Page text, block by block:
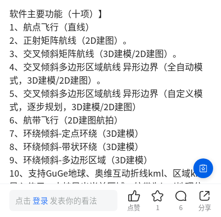
软件主要功能（十项）】
1、航点飞行（直线）
2、正射矩阵航线（2D建图）。
3、交叉倾斜矩阵航线（3D建模/2D建图）。
4、交叉倾斜多边形区域航线 异形边界（全自动模
式，3D建模/2D建图）。
5、交叉倾斜多边形区域航线 异形边界（自定义模
式，逐步规划，3D建模/2D建图）
6、航带飞行（2D建图航拍）
7、环绕倾斜-定点环绕（3D建模）
8、环绕倾斜-带状环绕（3D建模）
9、环绕倾斜-多边形区域（3D建模）
10、支持GuGe地球、奥维互动折线kml、区域kml
导入使用；支持导出当前区域、航带为kml地理位
置标识文件。
点击登录 发表你的看法
点赞 1 6 分享